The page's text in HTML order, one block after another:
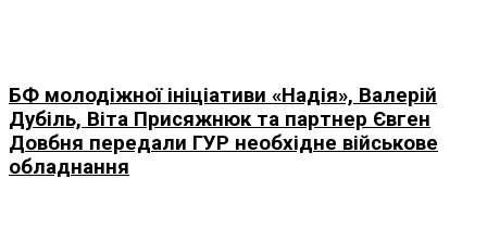
БФ молодіжної ініціативи «Надія», Валерій
Дубіль, Віта Присяжнюк та партнер Євген
Довбня передали ГУР необхідне військове
обладнання